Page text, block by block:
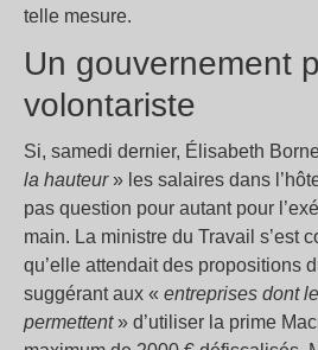
telle mesure.
Un gouvernement
volontariste
Si, samedi dernier, Élisabeth
la hauteur» les salaires dans
pas question pour autant pour
main. La ministre du Travail s’est
qu’elle attendait des propositions
suggérant aux « entreprises dont
permettent» d’utiliser la prime